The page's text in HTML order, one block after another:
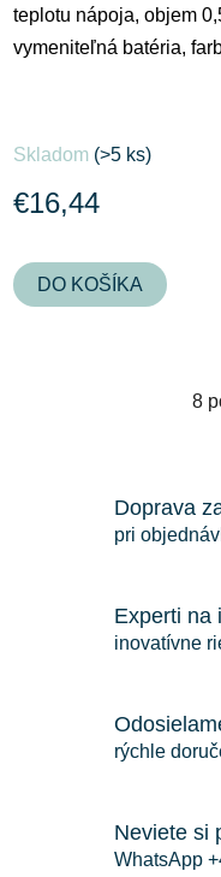
teplotu nápoja, objem
vymeniteľná batéria,
Skladom (>5 ks)
€16,44
DO KOŠÍKA
8
Doprava
pri
Experti na
inovatívne
rýchle
Neviete si
WhatsApp